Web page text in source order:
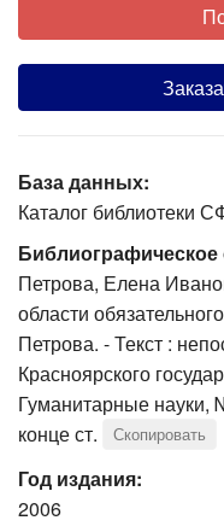
База данных:
Каталог библиотеки
Библиографическое
Петрова, Елена
области
Петрова. - Текст :
Красноярского
Гуманитарные науки,
конце ст.
Скопировать
Год издания:
2006